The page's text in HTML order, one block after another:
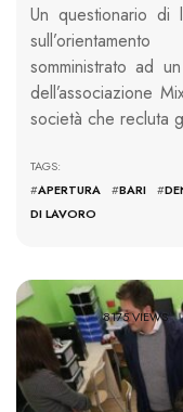
Un questionario di
somministrato ad
dell’associazione
società che recluta
TAGS:
#APERTURA #BARI #
DI LAVORO
8175 VIEWS